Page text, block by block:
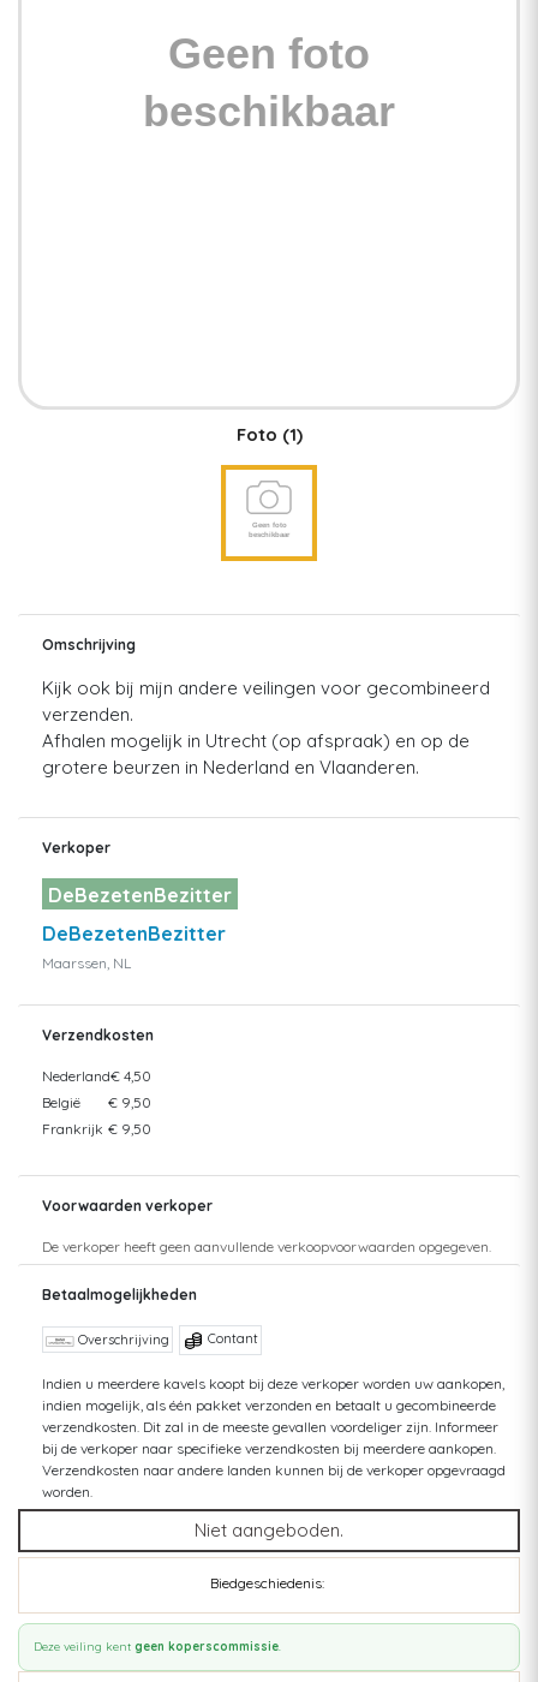
Foto (1)
Omschrijving
Kijk ook bij mijn andere veilingen voor gecombineerd
verzenden.
Afhalen mogelijk in Utrecht (op afspraak) en op de
grotere beurzen in Nederland en Vlaanderen.
Verkoper
DeBezetenBezitter
DeBezetenBezitter
Maarssen, NL
Verzendkosten
Nederland€ 4,50
België
€ 9,50
Frankrijk € 9,50
Voorwaarden verkoper
De verkoper heeft geen aanvullende verkoopvoorwaarden opgegeven.
Betaalmogelijkheden
Overschrijving Contant
Indien u meerdere kavels koopt bij deze verkoper worden uw aankopen,
indien mogelijk, als één pakket verzonden en betaalt u gecombineerde
verzendkosten. Dit zal in de meeste gevallen voordeliger zijn. Informeer
bij de verkoper naar specifieke verzendkosten bij meerdere aankopen.
Verzendkosten naar andere landen kunnen bij de verkoper opgevraagd
worden.
Niet aangeboden.
Biedgeschiedenis:
Deze veiling kent geen koperscommissie